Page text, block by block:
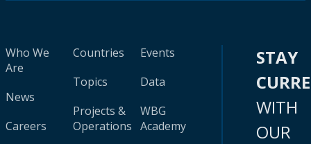
Who We
Are
News
Careers
Countries
Topics
Projects &
Operations
Events
Data
WBG
Academy
STAY
WITH
OUR